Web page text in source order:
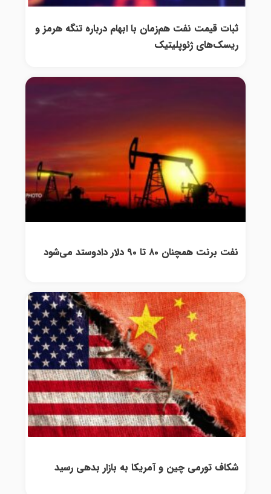
ثبات قیمت نفت هم‌زمان با ابهام درباره تنگه هرمز و
ریسک‌های ژئوپلیتیک
نفت برنت همچنان ۸۰ تا ۹۰ دلار دادوستد می‌شود
شکاف تورمی چین و آمریکا به بازار بدهی رسید